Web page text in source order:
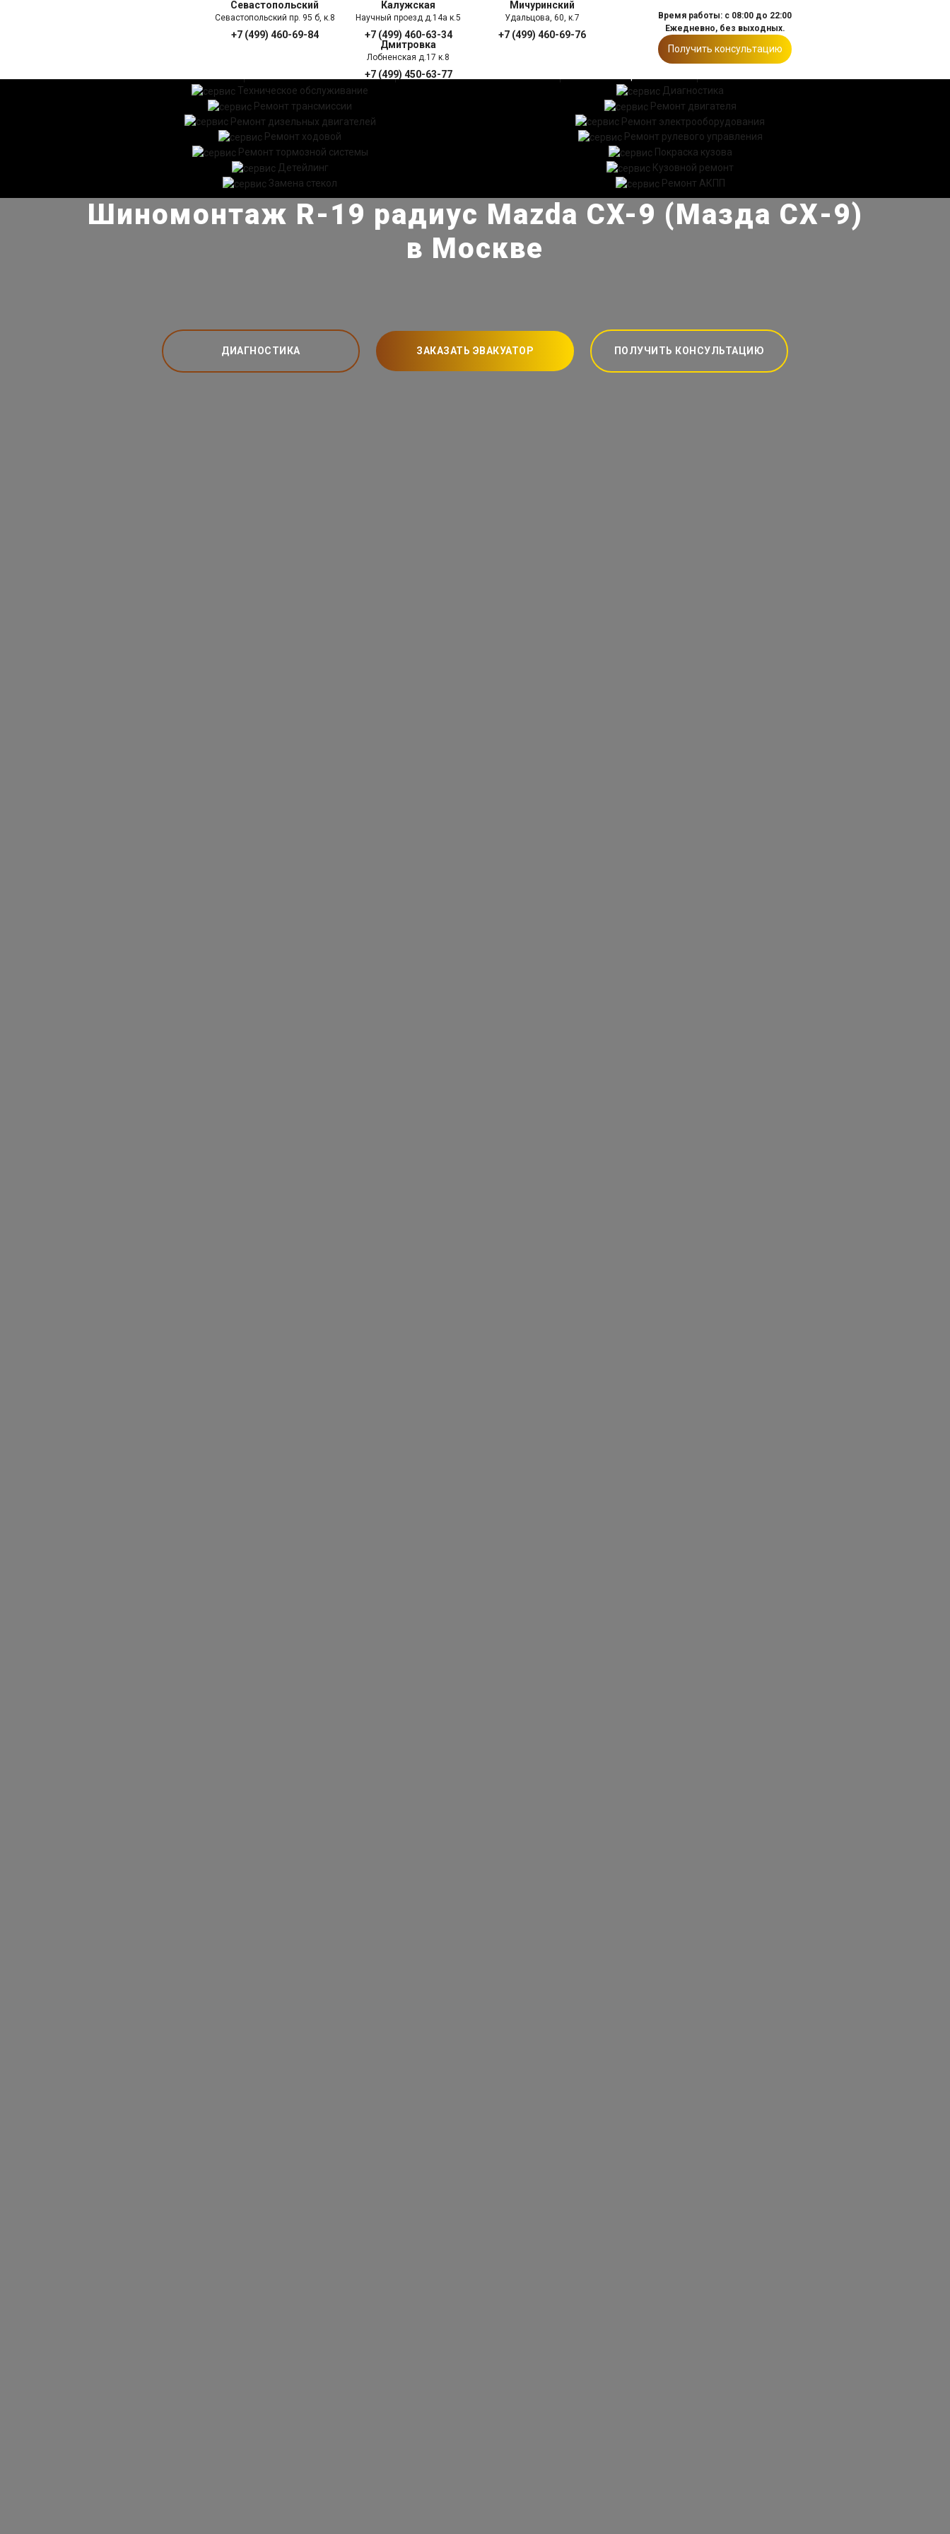
Севастопольский
Севастопольский пр. 95 б, к.8
+7 (499) 460-69-84
Калужская
Научный проезд д.14а к.5
+7 (499) 460-63-34
Мичуринский
Удальцова, 60, к.7
+7 (499) 460-69-76
Дмитровка
Лобненская д.17 к.8
+7 (499) 450-63-77
Время работы: с 08:00 до 22:00
Ежедневно, без выходных.
Получить консультацию
ПРАЙС ЛИСТ
Техническое обслуживание
Диагностика
Ремонт трансмиссии
Ремонт двигателя
Ремонт дизельных двигателей
Ремонт электрооборудования
Ремонт ходовой
Ремонт рулевого управления
Ремонт тормозной системы
Покраска кузова
Детейлинг
Кузовной ремонт
Замена стекол
Ремонт АКПП
Шиномонтаж R-19 радиус Mazda CX-9 (Мазда СХ-9)
в Москве
ДИАГНОСТИКА ЗАКАЗАТЬ ЭВАКУАТОР ПОЛУЧИТЬ КОНСУЛЬТАЦИЮ